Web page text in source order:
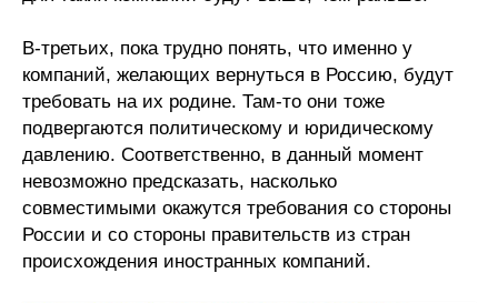
В-третьих, пока трудно понять, что именно у
компаний, желающих вернуться в Россию, будут
требовать на их родине. Там-то они тоже
подвергаются политическому и юридическому
давлению. Соответственно, в данный момент
невозможно предсказать, насколько
совместимыми окажутся требования со стороны
России и со стороны правительств из стран
происхождения иностранных компаний.